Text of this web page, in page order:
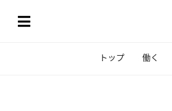
トップ 働く